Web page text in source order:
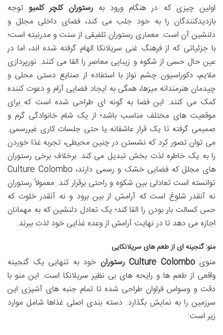
اولین چیزی که در هنگام ورود بهرستوران کلچر کلمبوتوجه
بازدیدکنندگان را به خود جلب می کند، فضای داخلی مجلل و
دلنشین آن است. معماری رستوران تلفیقی از سنت و مدرنیته است؛
با جزئیاتی که از فرهنگ غنی سریلانکا الهام گرفته شده اند، اما در
عین حال حسی از شکوه و زیبایی معاصر را القا می کنند. نورپردازی
ملایم، دکوراسیون چشم نواز با استفاده از صنایع دستی محلی و
چیدمان هنرمندانه میزها، همگی به ایجاد فضایی آرام و دعوت کننده
کمک می کنند. این فضا به گونه ای طراحی شده است که برای
موقعیت های مختلف مناسب باشد؛ از یک شام خانوادگی گرم و
صمیمی گرفته تا یک قرار عاشقانه یا حتی جلسات کاری غیررسمی.
می توان تصور کرد که نشستن در چنین محیطی، تجربه غذا خوردن
را به یک خاطره لذت بخش تبدیل می کند. برخلاف برخی رستوران
های مجلل که فضایی خشک و رسمی دارند، Culture Colombo
توانسته است تعادلی بین شکوه و راحتی برقرار کند. معمولاً رستوران
نه آنقدر شلوغ است که آرامش از بین برود و نه آنقدر خلوت که
حس کسالت بار بودن را القا کند؛ یک تعادل دلنشین که به مهمانان
اجازه می دهد تا در نهایت آرامش از وعده غذایی خود لذت ببرند.
منو: گنجینه ای از طعم های سریلانکایی
منویCulture Colombo رستوران
خود به تنهایی یک گنجینه
واقعی از طعم ها و رایحه های بی نظیر سریلانکا است. این منو با
دقت و وسواس فراوان طراحی شده تا تمام جنبه های آشپزی این
سرزمین را به نمایش بگذارد. دسته بندی اصلی غذاها شامل موارد
زیر است: